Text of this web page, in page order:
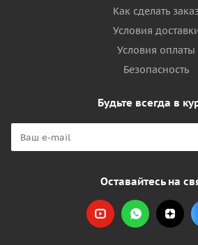
Как сделать
Условия
Условия оплаты
Безопасность
Будьте всегда в
Оставайтесь на